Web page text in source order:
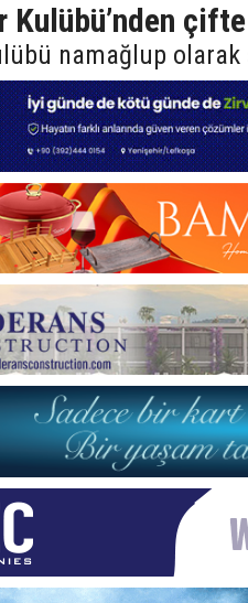
Kulübü’nden
namağlup